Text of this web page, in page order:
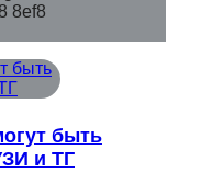
быть
и ТГ